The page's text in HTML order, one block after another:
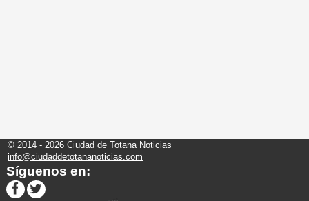
© 2014 - 2026 Ciudad de Totana Noticias
info@ciudaddetotananoticias.com
Síguenos en: